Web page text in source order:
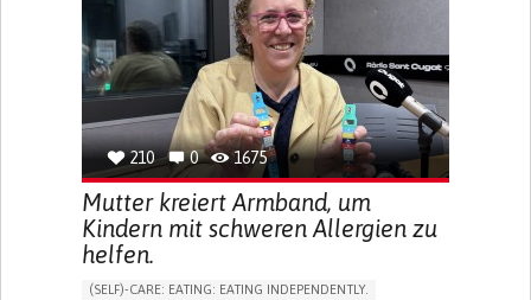
ONLINE SERVICE
SOCIAL WITHDRAWAL OR ISOLATION
VISION PROBLEMS
PROMOTING INCLUSIVITY AND SOCIAL INTEGRATION
OPHTHALMOLOGY
SPAIN
210 0 1675
Mutter kreiert Armband, um
Kindern mit schweren Allergien zu
helfen.
(SELF)-CARE: EATING: EATING INDEPENDENTLY.